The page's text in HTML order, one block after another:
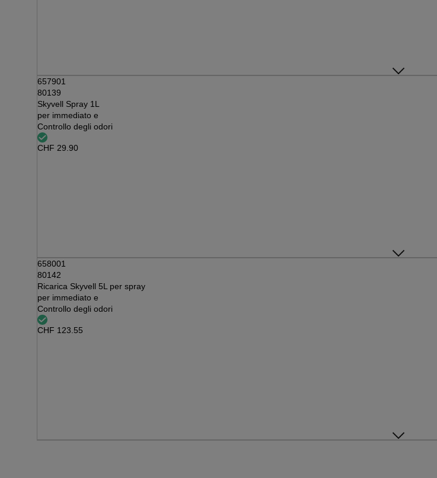
657901
80139
Skyvell Spray 1L
per immediato e
Controllo degli odori
CHF 29.90
658001
80142
Ricarica Skyvell 5L per spray
per immediato e
Controllo degli odori
CHF 123.55